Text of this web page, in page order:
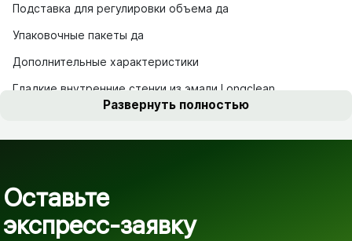
Подставка для регулировки объема да
Упаковочные пакеты да
Дополнительные характеристики
Гладкие внутренние стенки из эмали Longclean
Развернуть полностью
Оставьте
экспресс-заявку